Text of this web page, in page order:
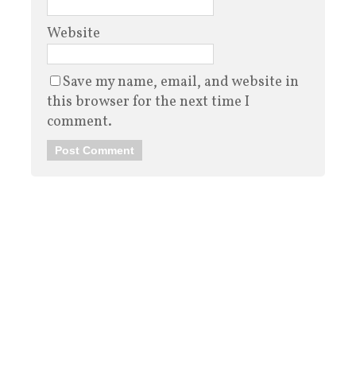
Website
Save my name, email, and website in
this browser for the next time I
comment.